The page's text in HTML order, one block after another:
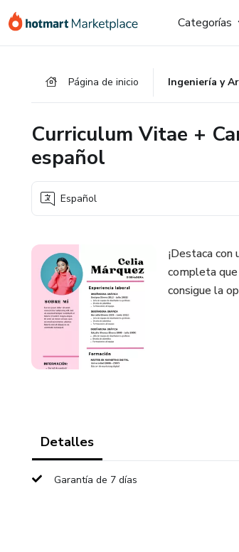
Categorías
Página de inicio Ingeniería y
Curriculum Vitae +
español
Español
¡Destaca
completa
consigue la
Detalles
Garantía de 7 días